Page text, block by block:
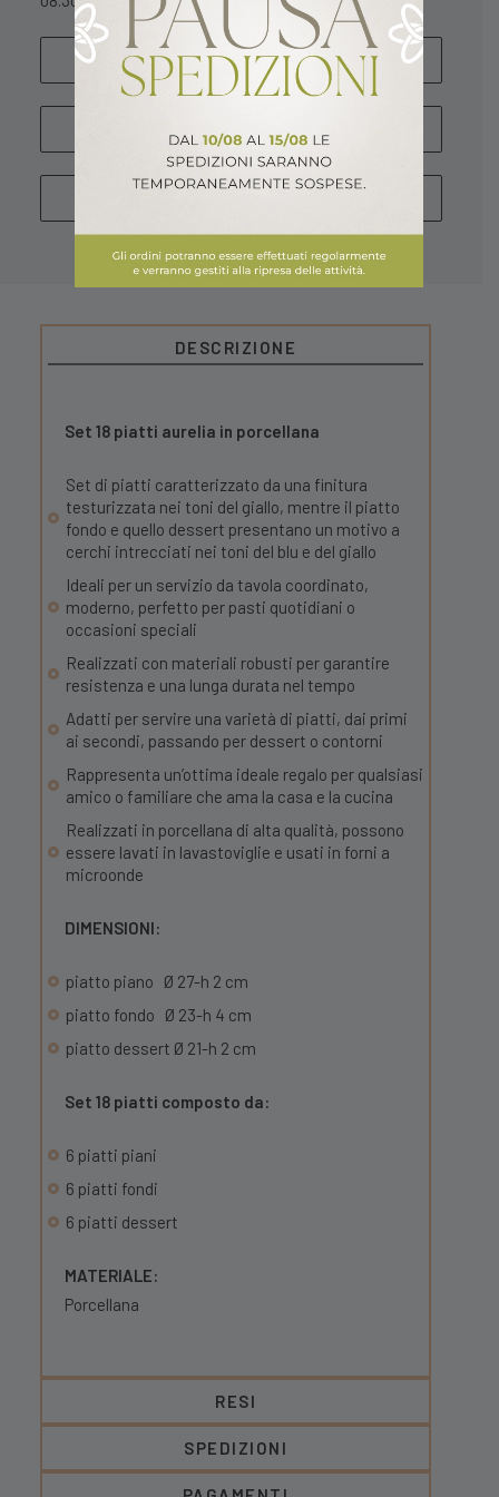
SCRIVICI
WHATSAPP
DESCRIZIONE
Set 18 piatti aurelia in porcellana
Set di piatti caratterizzato da una finitura
testurizzata nei toni del giallo, mentre il piatto
fondo e quello dessert presentano un motivo a
cerchi intrecciati nei toni del blu e del giallo
Ideali per un servizio da tavola coordinato,
moderno, perfetto per pasti quotidiani o
occasioni speciali
Realizzati con materiali robusti per garantire
resistenza e una lunga durata nel tempo
Adatti per servire una varietà di piatti, dai primi
ai secondi, passando per dessert o contorni
Rappresenta un’ottima ideale regalo per qualsiasi
amico o familiare che ama la casa e la cucina
Realizzati in porcellana di alta qualità, possono
essere lavati in lavastoviglie e usati in forni a
microonde
DIMENSIONI:
piatto piano Ø 27-h 2 cm
piatto fondo Ø 23-h 4 cm
piatto dessert Ø 21-h 2 cm
Set 18 piatti composto da:
6 piatti piani
6 piatti fondi
6 piatti dessert
MATERIALE:
Porcellana
RESI
SPEDIZIONI